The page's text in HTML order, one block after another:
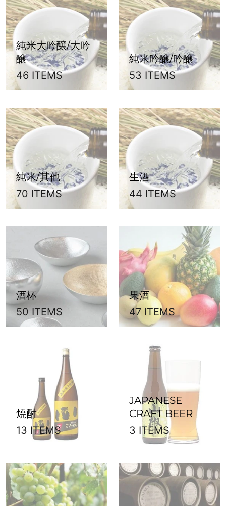
純米大吟醸/大吟
醸
46 ITEMS
純米吟醸/吟醸
53 ITEMS
純米/其他
70 ITEMS
生酒
44 ITEMS
酒杯
50 ITEMS
果酒
47 ITEMS
焼酎
13 ITEMS
JAPANESE
CRAFT BEER
3 ITEMS